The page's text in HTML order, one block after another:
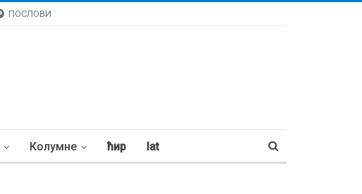
ПОСЛОВИ
Колумне ћир lat